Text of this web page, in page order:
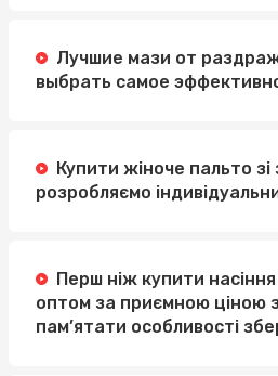
Лучшие мази от
выбрать самое
Купити жіноче пальто
розробляємо
Перш ніж купити
оптом за приємною ціною
пам’ятати особливості